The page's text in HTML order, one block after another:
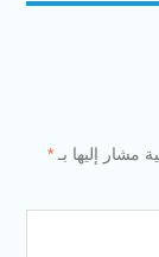
مشار إليها بـ *